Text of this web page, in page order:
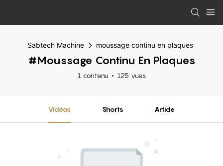
Sabtech Machine moussage continu en plaques
#moussage Continu En Plaques
1 contenu 125 vues
Vidéos Shorts Article